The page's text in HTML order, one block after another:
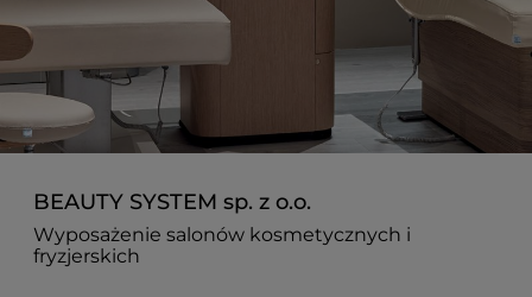
BEAUTY SYSTEM sp. z o.o.
Wyposażenie salonów kosmetycznych i
fryzjerskich